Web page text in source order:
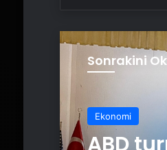
Sonrakini
Ekonomi